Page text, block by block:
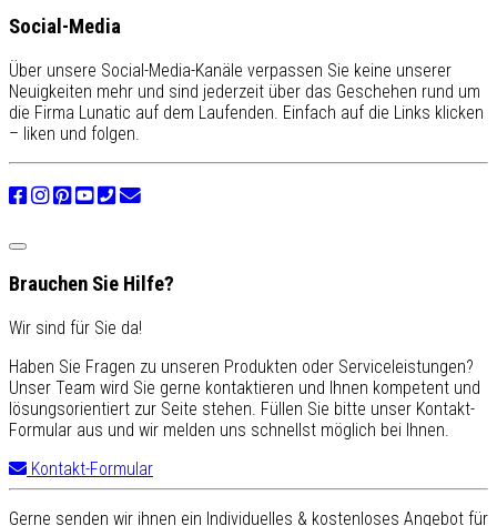
Social-Media
Über unsere Social-Media-Kanäle verpassen Sie keine unserer
Neuigkeiten mehr und sind jederzeit über das Geschehen rund um
die Firma Lunatic auf dem Laufenden. Einfach auf die Links klicken
– liken und folgen.
Brauchen Sie Hilfe?
Wir sind für Sie da!
Haben Sie Fragen zu unseren Produkten oder Serviceleistungen?
Unser Team wird Sie gerne kontaktieren und Ihnen kompetent und
lösungsorientiert zur Seite stehen. Füllen Sie bitte unser Kontakt-
Formular aus und wir melden uns schnellst möglich bei Ihnen.
Kontakt-Formular
Gerne senden wir ihnen ein Individuelles & kostenloses Angebot für